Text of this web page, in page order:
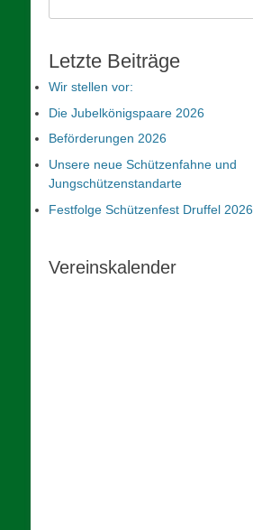
Letzte Beiträge
Wir stellen vor:
Die Jubelkönigspaare 2026
Beförderungen 2026
Unsere neue Schützenfahne und
Jungschützenstandarte
Festfolge Schützenfest Druffel 2026
Vereinskalender